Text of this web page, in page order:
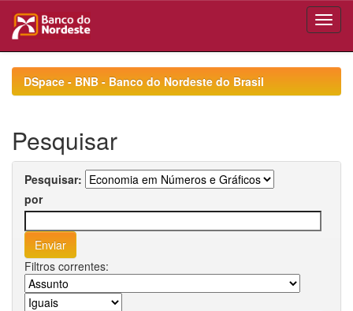
navigationDSpace - BNB - Banco do Nordeste do Brasil
Pesquisar
Pesquisar:
por
Filtros correntes: